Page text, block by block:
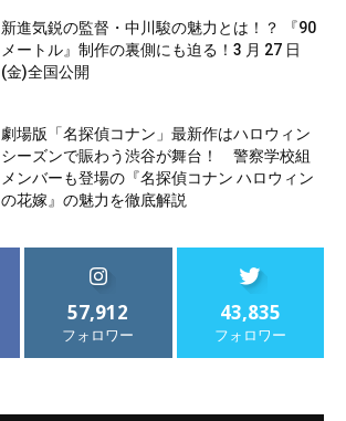
新進気鋭の監督・中川駿の魅力とは！？ 『90
メートル』制作の裏側にも迫る！3 月 27 日
(金)全国公開
劇場版「名探偵コナン」最新作はハロウィン
シーズンで賑わう渋谷が舞台！ 警察学校組
メンバーも登場の『名探偵コナン ハロウィン
の花嫁』の魅力を徹底解説
57,912
フォロワー
43,835
フォロワー